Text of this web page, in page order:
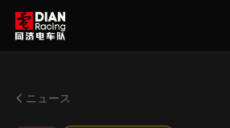
ニュース